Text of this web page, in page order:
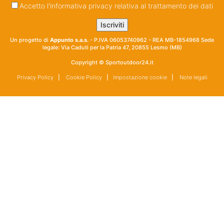
Accetto l'informativa privacy relativa al trattamento dei dati
Un progetto di Appunto s.a.s. - P.IVA 06053740962 - REA MB-1854968 Sede
legale: Via Caduti per la Patria 47, 20855 Lesmo (MB)
Copyright © Sportoutdoor24.it
Privacy Policy| Cookie Policy| Impostazione cookie| Note legali